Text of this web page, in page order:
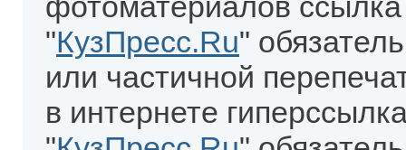
"КузПресс.Ru"
или частичной
в интернете